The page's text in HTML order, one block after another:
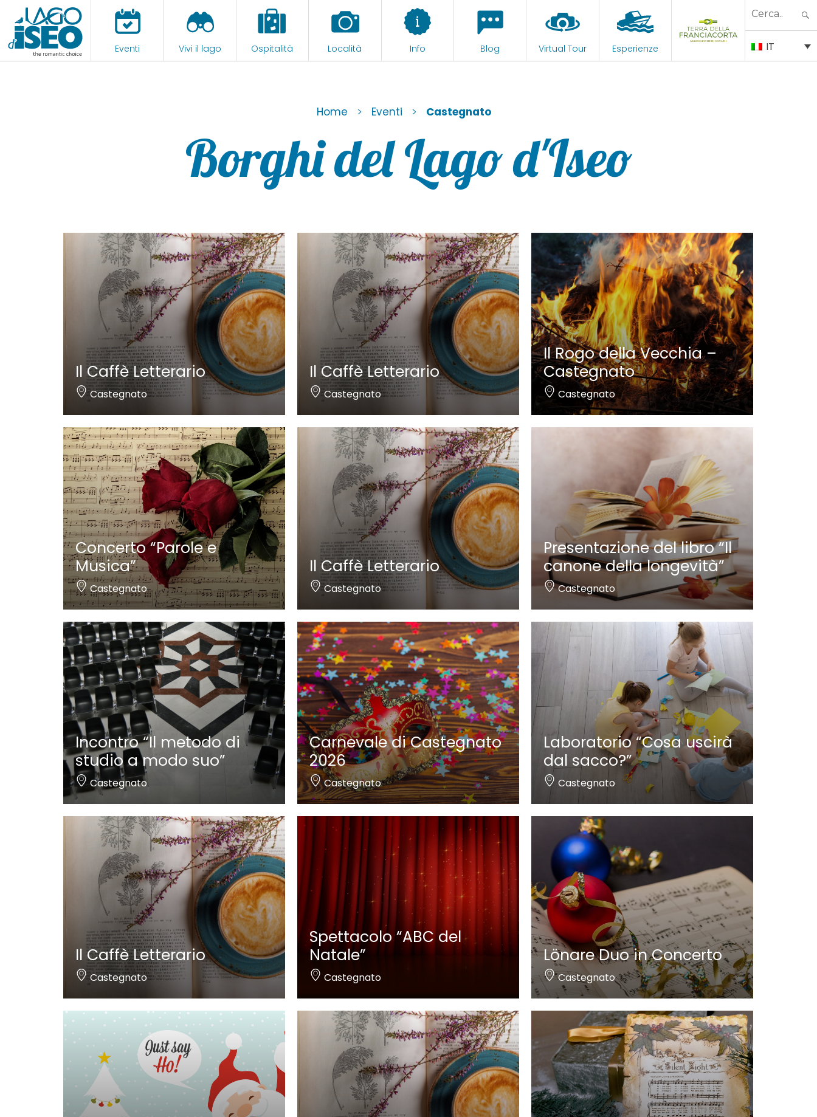
Eventi Vivi il lago Ospitalità Località Info Blog Virtual Tour Esperienze
Search
IT
Home > Eventi > Castegnato
Borghi del Lago d'Iseo
Il Caffè Letterario
Castegnato
Il Caffè Letterario
Castegnato
Il Rogo della Vecchia –
Castegnato
Castegnato
Concerto “Parole e
Musica”
Castegnato
Il Caffè Letterario
Castegnato
Presentazione del libro “Il
canone della longevità”
Castegnato
Incontro “Il metodo di
studio a modo suo”
Castegnato
Carnevale di Castegnato
2026
Castegnato
Laboratorio “Cosa uscirà
dal sacco?”
Castegnato
Il Caffè Letterario
Castegnato
Spettacolo “ABC del
Natale”
Castegnato
Lönare Duo in Concerto
Castegnato